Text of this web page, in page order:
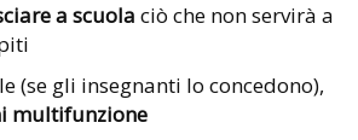
a scuola ciò che non servirà a
(se gli insegnanti lo concedono),
multifunzione